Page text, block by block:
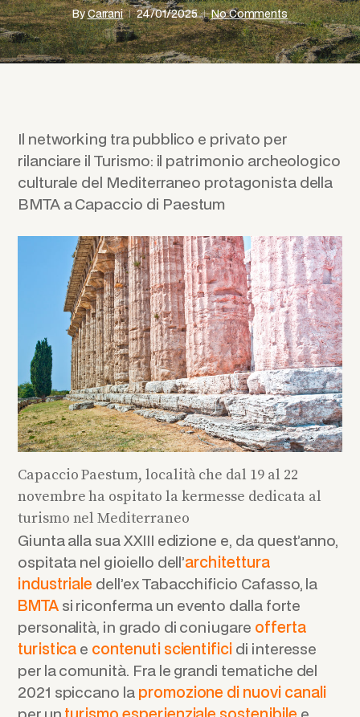
ByCarrani 24/01/2025 No Comments
Il networking tra pubblico e privato per
rilanciare il Turismo: il patrimonio archeologico
culturale del Mediterraneo protagonista della
BMTA a Capaccio di Paestum
Capaccio Paestum, località che dal 19 al 22
novembre ha ospitato la kermesse dedicata al
turismo nel Mediterraneo
Giunta alla sua XXIII edizione e, da quest’anno,
ospitata nel gioiello dell’architettura
industriale dell’ex Tabacchificio Cafasso, la
BMTA si riconferma un evento dalla forte
personalità, in grado di coniugare offerta
turistica e contenuti scientifici di interesse
per la comunità. Fra le grandi tematiche del
2021 spiccano la promozione di nuovi canali